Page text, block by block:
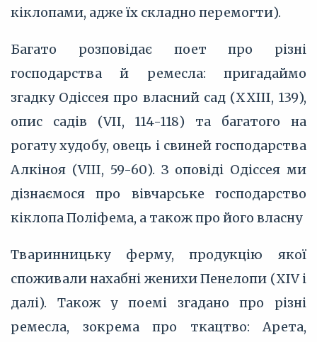
кіклопами, адже їх складно перемогти).
Багато розповідає поет про різні
господарства й ремесла: пригадаймо
згадку Одіссея про власний сад (XXIII, 139),
опис садів (VII, 114-118) та багатого на
рогату худобу, овець і свиней господарства
Алкіноя (VIII, 59-60). З оповіді Одіссея ми
дізнаємося про вівчарське господарство
кіклопа Поліфема, а також про його власну
Тваринницьку ферму, продукцію якої
споживали нахабні женихи Пенелопи (XIV і
далі). Також у поемі згадано про різні
ремесла, зокрема про ткацтво: Арета,